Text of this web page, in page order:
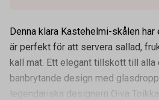
Denna klara Kastehelmi-skålen
är perfekt för att servera sallad,
kall mat. Ett elegant tillskott till alla
banbrytande design med
legendariska designern Oiva
Artikelnummer
Volym